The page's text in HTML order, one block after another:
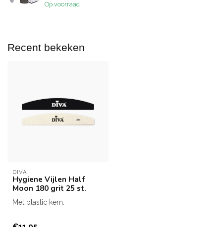
Op voorraad
Recent bekeken
DIVA
Hygiene Vijlen Half
Moon 180 grit 25 st.
Met plastic kern.